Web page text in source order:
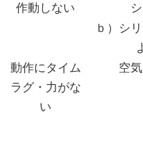
作動しない
ｂ）シリ
動作にタイム
ラグ・力がな
い
空気